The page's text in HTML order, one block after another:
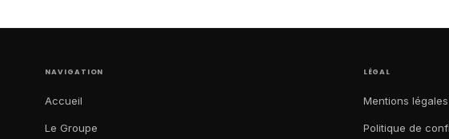
NAVIGATION
Accueil
Le Groupe
LÉGAL
Mentions légales
Politique de